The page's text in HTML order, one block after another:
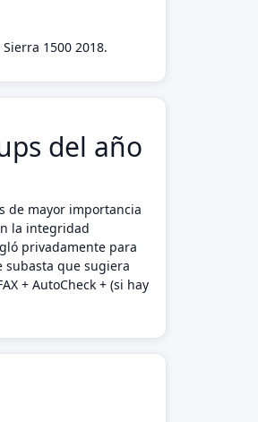
1500 2018.
del año
de mayor importancia
la integridad
privadamente para
subasta que sugiera
+ AutoCheck + (si hay